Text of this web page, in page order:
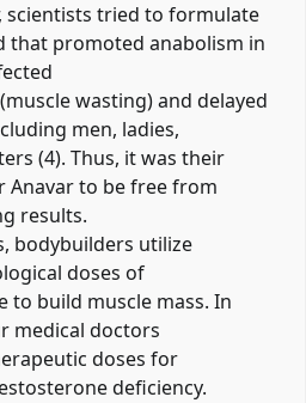
scientists tried to formulate
that promoted anabolism in
wasting) and delayed
men, ladies,
(4). Thus, it was their
Anavar to be free from
results.
bodybuilders utilize
doses of
to build muscle mass. In
medical doctors
doses for
deficiency.